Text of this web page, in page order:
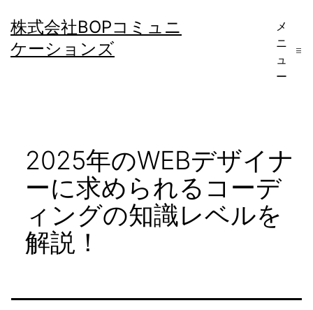
ン
テ
株式会社BOPコミュニ
ケーションズ
メ
ニ
ュ
ー
2025年のWEBデザイナ
ーに求められるコーデ
ィングの知識レベルを
解説！